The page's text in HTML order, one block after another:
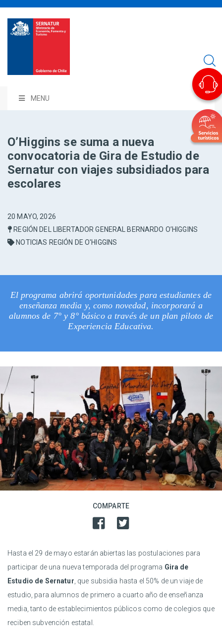
MENU
O’Higgins se suma a nueva
convocatoria de Gira de Estudio de
Sernatur con viajes subsidiados para
escolares
20 MAYO, 2026
REGIÓN DEL LIBERTADOR GENERAL BERNARDO O’HIGGINS
NOTICIAS REGIÓN DE O'HIGGINS
El programa abrirá oportunidades para estudiantes de
enseñanza media y, como novedad, incorporará a
alumnos de 7° y 8° básico a través de un plan piloto de
Experiencia Educativa.
COMPARTE
Hasta el 29 de mayo estarán abiertas las postulaciones para
participar de una nueva temporada del programa Gira de
Estudio de Sernatur , que subsidia hasta el 50% de un viaje de
estudio, para alumnos de primero a cuarto año de enseñanza
media, tanto de establecimientos públicos como de colegios que
reciben subvención estatal.